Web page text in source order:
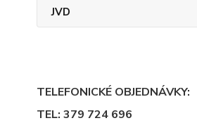
JVD
TELEFONICKÉ OBJEDNÁVKY:
TEL: 379 724 696